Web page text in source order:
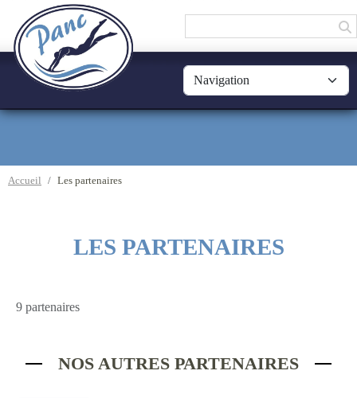
Accueil Les partenaires
LES PARTENAIRES
9 partenaires
NOS AUTRES PARTENAIRES
Panneau de gestion des cookies